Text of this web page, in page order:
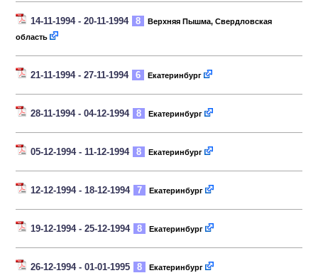
14-11-1994 - 20-11-1994 8
Верхняя Пышма, Свердловская
область
21-11-1994 - 27-11-1994 6 Екатеринбург
28-11-1994 - 04-12-1994 8 Екатеринбург
05-12-1994 - 11-12-1994 8 Екатеринбург
12-12-1994 - 18-12-1994 7 Екатеринбург
19-12-1994 - 25-12-1994 8 Екатеринбург
26-12-1994 - 01-01-1995 8 Екатеринбург